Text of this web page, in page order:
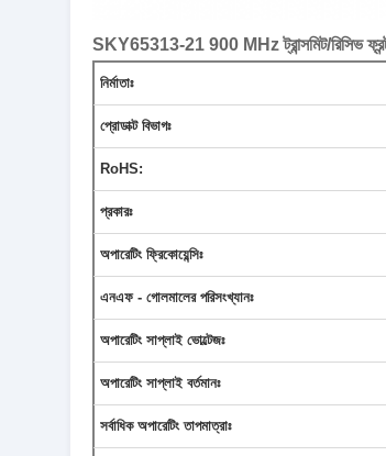
SKY65313-21 900 MHz ট্রান্সমিট/রিসিভ
নির্মাতাঃ
প্রোডাক্ট বিভাগঃ
RoHS:
প্রকারঃ
অপারেটিং ফ্রিকোয়েন্সিঃ
এনএফ - গোলমালের পরিসংখ্যানঃ
অপারেটিং সাপ্লাই ভোল্টেজঃ
অপারেটিং সাপ্লাই বর্তমানঃ
সর্বাধিক অপারেটিং তাপমাত্রাঃ